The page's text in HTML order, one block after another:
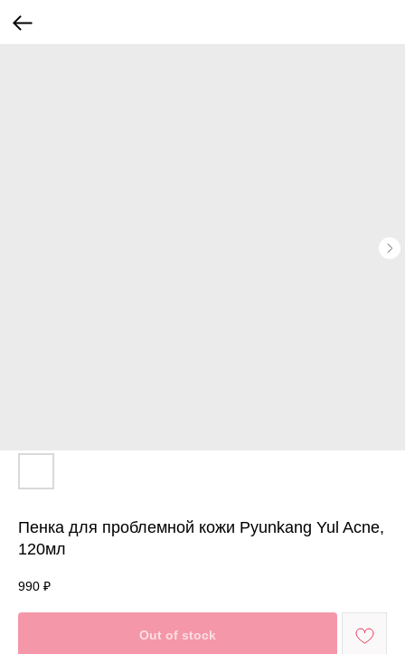
Пенка для проблемной кожи Pyunkang Yul Acne,
120мл
990 ₽
Out of stock